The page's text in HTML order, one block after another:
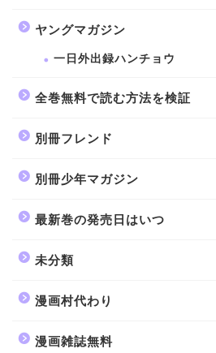
ヤングマガジン
一日外出録ハンチョウ
全巻無料で読む方法を検証
別冊フレンド
別冊少年マガジン
最新巻の発売日はいつ
未分類
漫画村代わり
漫画雑誌無料